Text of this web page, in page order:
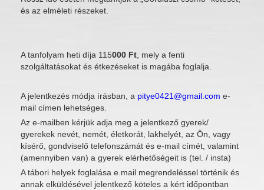
és az elméleti részeket.
A tanfolyam heti díja 115000 Ft , mely a fenti
szolgáltatásokat és étkezéseket is magába foglalja.
A jelentkezés módja írásban, a pitye0421@gmail.com e-
mail címen lehetséges.
Az e-mailben kérjük adja meg a jelentkező gyerek/
gyerekek nevét, nemét, életkorát, lakhelyét, az Ön, vagy
kísérő, gondviselő telefonszámát és e-mail címét, valamint
(amennyiben van) a gyerek elérhetőségeit is (tel. / insta)
A tábori helyek foglalása e.mail megrendeléssel történik és
annak elküldésével jelentkező köteles a kért időpontban